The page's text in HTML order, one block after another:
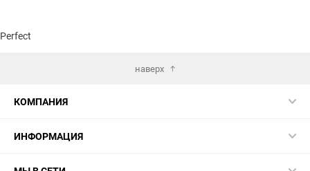
Perfect
наверх
КОМПАНИЯ
ИНФОРМАЦИЯ